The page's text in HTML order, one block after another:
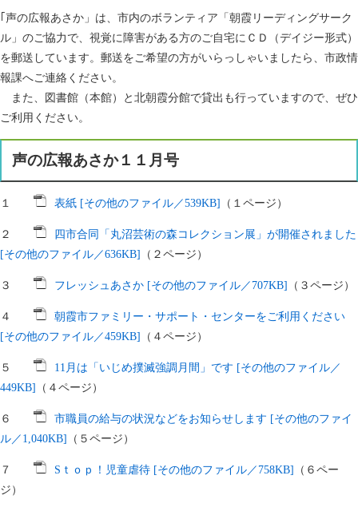
｢声の広報あさか」は、市内のボランティア「朝霞リーディングサーク
ル」のご協力で、視覚に障害がある方のご自宅にＣＤ（デイジー形式）
を郵送しています。郵送をご希望の方がいらっしゃいましたら、市政情
報課へご連絡ください。
また、図書館（本館）と北朝霞分館で貸出も行っていますので、ぜひ
ご利用ください。
声の広報あさか１１月号
１ 表紙 [その他のファイル／539KB] （１ページ）
２
四市合同「丸沼芸術の森コレクション展」が開催されました
[その他のファイル／636KB]
（２ページ）
３ フレッシュあさか [その他のファイル／707KB] （３ページ）
４
朝霞市ファミリー・サポート・センターをご利用ください
[その他のファイル／459KB]
（４ページ）
５
11月は「いじめ撲滅強調月間」です [その他のファイル／
449KB]
（４ページ）
６
市職員の給与の状況などをお知らせします [その他のファイ
ル／1,040KB]
（５ページ）
７ Sｔｏｐ！児童虐待 [その他のファイル／758KB]
（６ペー
ジ）